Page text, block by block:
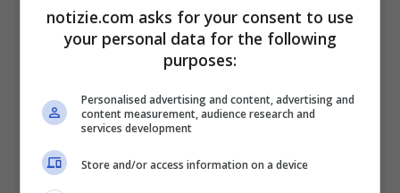
Ghebreyesus (Oms): “Salute mentale, governi e leader
devono agire con urgenza” – Notizie.com
Il rapporto rivela una preoccupante
stagnazione negli investimenti in salute
mentale. La spesa pubblica media per la
notizie.com asks for your consent to use
your personal data for the following
purposes:
Personalised advertising and content, advertising and
content measurement, audience research and
services development
Store and/or access information on a device